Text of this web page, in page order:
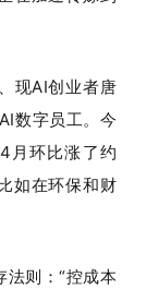
现AI创业者唐
数字员工。今
月环比涨了约
如在环保和财
则：“控成本